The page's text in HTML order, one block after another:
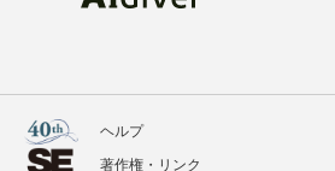
ヘルプ